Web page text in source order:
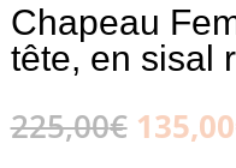
Chapeau
tête, en sisal
225,00€ Le
prix
135,00